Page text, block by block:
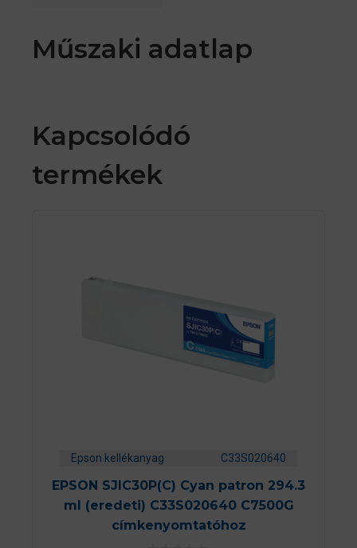
Műszaki adatlap
Kapcsolódó
termékek
Epson kellékanyag C33S020640
EPSON SJIC30P(C) Cyan patron 294.3
ml (eredeti) C33S020640 C7500G
címkenyomtatóhoz